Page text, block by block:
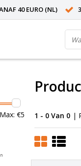
40 EURO (NL)
Max: €5 1 - 0 Van 0 |